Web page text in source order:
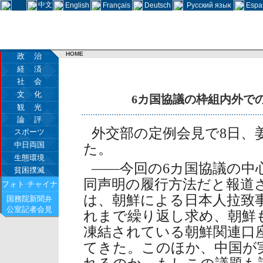
中文 English Français Deutsch Русский язык
政 治
経 済
社 会
文 化
観 光
論 評
スポーツ
中日両国
生態環境
貧困撲滅
フォト·チャイナ
国務院新聞弁
公室記者会見
HOME
6カ国協議の枠組内外で
外交部の定例会見で8日、
た。
――今回の6カ国協議の中
同声明の履行方法だと報
は、朝鮮による日本人拉致
れまで繰り返し求め、朝鮮
凍結されている朝鮮関連口
てきた。このほか、中国